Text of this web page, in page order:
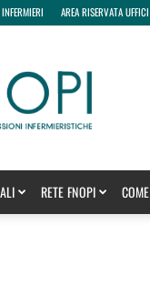
AREA RISERVATA UFFICI
RETE FNOPI